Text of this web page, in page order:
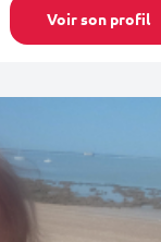
Voir son profil